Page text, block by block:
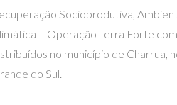
Socioprodutiva,
– Operação Terra Forte
no município de Charrua,
do Sul.